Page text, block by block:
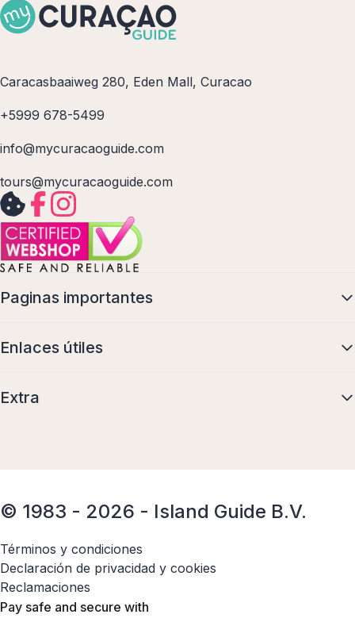
Caracasbaaiweg 280, Eden Mall, Curacao
+5999 678-5499
info@mycuracaoguide.com
tours@mycuracaoguide.com
Paginas importantes
Enlaces útiles
Extra
© 1983 - 2026 - Island Guide B.V.
Términos y condiciones
Declaración de privacidad y cookies
Reclamaciones
Pay safe and secure with